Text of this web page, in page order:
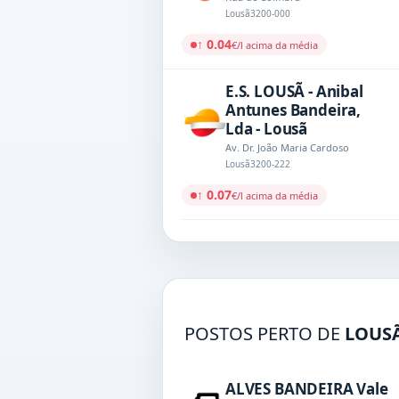
Lousã3200-000
↑ 0.04€/l acima da média
E.S. LOUSÃ - Anibal
Antunes Bandeira,
Lda - Lousã
Av. Dr. João Maria Cardoso
Lousã3200-222
↑ 0.07€/l acima da média
POSTOS PERTO DE
ALVES BANDEIRA Vale